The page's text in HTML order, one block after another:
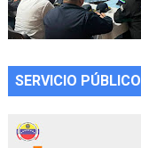
SERVICIO PÚBLICO